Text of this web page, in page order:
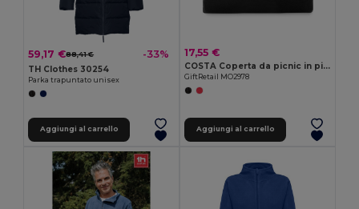
59,17 €88,41 € -33%
TH Clothes 30254
Parka trapuntato unisex
Aggiungi al carrello
17,55 €
COSTA Coperta da picnic in pile
GiftRetail MO2978
Aggiungi al carrello